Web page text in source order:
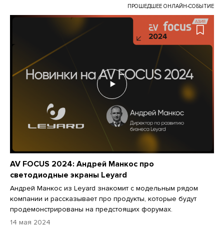
ПРОШЕДШЕЕ ОНЛАЙН-СОБЫТИЕ
AV FOCUS 2024: Андрей Манкос про
светодиодные экраны Leyard
Андрей Манкос из Leyard знакомит с модельным рядом
компании и рассказывает про продукты, которые будут
продемонстрированы на предстоящих форумах.
14 мая 2024